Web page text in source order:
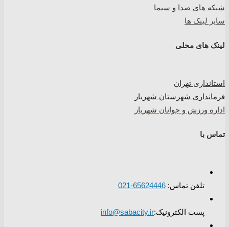
شبکه های صدا و سیما
سایر لینک ها
لینک های محلی
استانداری تهران
فرمانداری شهرستان شهریار
اداره ورزش و جوانان شهریار
تماس با
تلفن تماس: 65624446-021
پست الکترونیک:info@sabacity.ir